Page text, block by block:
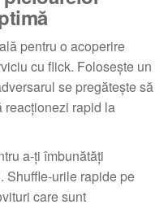
pentru o acoperire
cu flick. Folosește un
se pregătește să
reacționezi rapid la
a-ți îmbunătăți
Shuffle-urile rapide pe
care sunt